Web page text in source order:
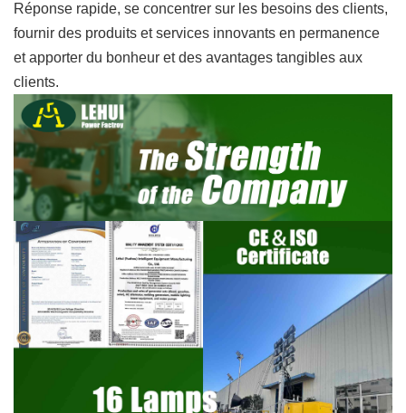
Réponse rapide, se concentrer sur les besoins des clients,
fournir des produits et services innovants en permanence
et apporter du bonheur et des avantages tangibles aux
clients.